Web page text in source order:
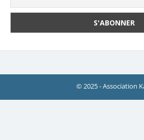
© 2025 - Association